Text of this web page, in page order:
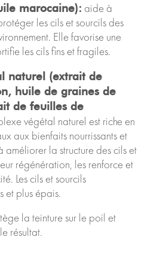
marocaine): aide à
les cils et sourcils des
Elle favorise une
les cils fins et fragiles.
naturel (extrait de
huile de graines de
de feuilles de
végétal naturel est riche en
aux bienfaits nourrissants et
la structure des cils et
régénération, les renforce et
Les cils et sourcils
et plus épais.
la teinture sur le poil et
résultat.